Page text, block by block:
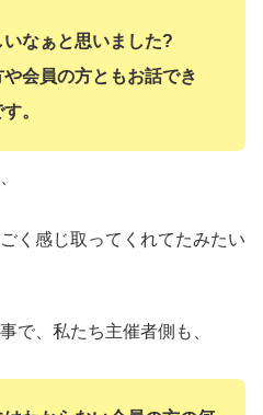
なぁと思いました?
会員の方ともお話でき
。
く感じ取ってくれてたみたい
で、私たち主催者側も、